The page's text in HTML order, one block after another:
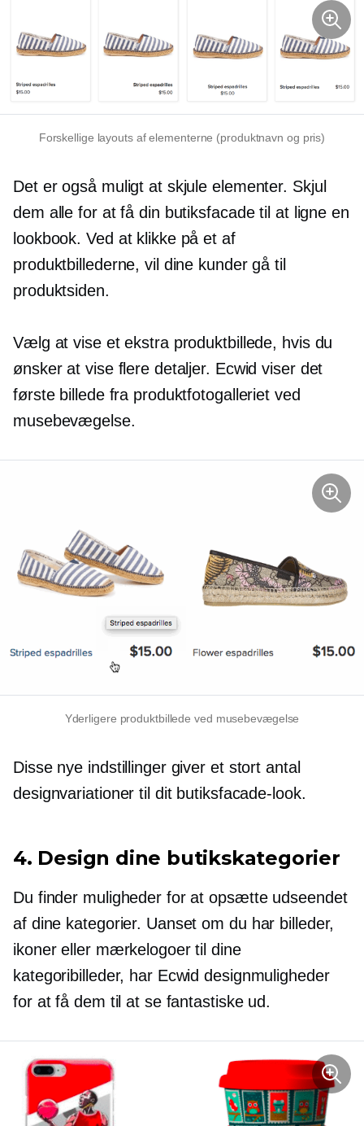
Forskellige layouts af elementerne (produktnavn og pris)
Det er også muligt at skjule elementer. Skjul
dem alle for at få din butiksfacade til at ligne en
lookbook. Ved at klikke på et af
produktbillederne, vil dine kunder gå til
produktsiden.
Vælg at vise et ekstra produktbillede, hvis du
ønsker at vise flere detaljer. Ecwid viser det
første billede fra produktfotogalleriet ved
musebevægelse.
Yderligere produktbillede ved musebevægelse
Disse nye indstillinger giver et stort antal
designvariationer til dit butiksfacade-look.
4. Design dine butikskategorier
Du finder muligheder for at opsætte udseendet
af dine kategorier. Uanset om du har billeder,
ikoner eller mærkelogoer til dine
kategoribilleder, har Ecwid designmuligheder
for at få dem til at se fantastiske ud.